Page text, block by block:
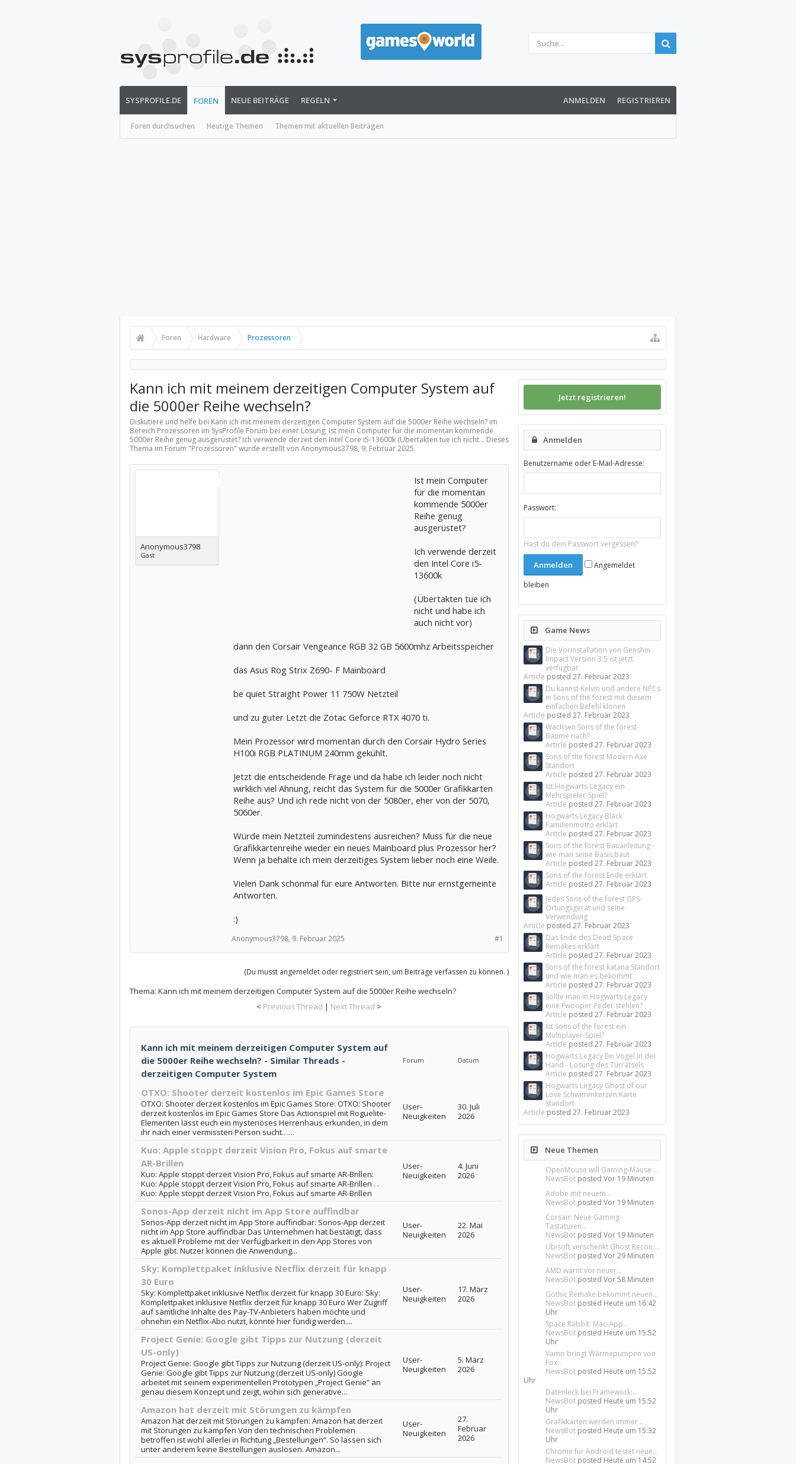
SYSPROFILE.DE FOREN
Foren durchsuchen Heutige Themen Themen mit aktuellen Beiträgen
NEUE BEITRÄGE REGELN ANMELDEN REGISTRIEREN
Foren Hardware Prozessoren
Kann ich mit meinem derzeitigen Computer System auf
die 5000er Reihe wechseln?
Diskutiere und helfe bei Kann ich mit meinem derzeitigen Computer System auf die 5000er Reihe wechseln? im
Bereich Prozessoren im SysProfile Forum bei einer Lösung; Ist mein Computer für die momentan kommende
5000er Reihe genug ausgerüstet? Ich verwende derzeit den Intel Core i5-13600k (Übertakten tue ich nicht... Dieses
Thema im Forum "Prozessoren" wurde erstellt von Anonymous3798, 9. Februar 2025.
Anonymous3798
Gast
Ist mein Computer
für die momentan
kommende 5000er
Reihe genug
ausgerüstet?
Ich verwende derzeit
den Intel Core i5-
13600k
(Übertakten tue ich
nicht und habe ich
auch nicht vor)
dann den Corsair Vengeance RGB 32 GB 5600mhz Arbeitsspeicher
das Asus Rog Strix Z690- F Mainboard
be quiet Straight Power 11 750W Netzteil
und zu guter Letzt die Zotac Geforce RTX 4070 ti.
Mein Prozessor wird momentan durch den Corsair Hydro Series
H100i RGB PLATINUM 240mm gekühlt.
Jetzt die entscheidende Frage und da habe ich leider noch nicht
wirklich viel Ahnung, reicht das System für die 5000er Grafikkarten
Reihe aus? Und ich rede nicht von der 5080er, eher von der 5070,
5060er.
Würde mein Netzteil zumindestens ausreichen? Muss für die neue
Grafikkartenreihe wieder ein neues Mainboard plus Prozessor her?
Wenn ja behalte ich mein derzeitiges System lieber noch eine Weile.
Vielen Dank schonmal für eure Antworten. Bitte nur ernstgemeinte
Antworten.
:)
#1
Anonymous3798, 9. Februar 2025
(Du musst angemeldet oder registriert sein, um Beiträge verfassen zu können. )
Thema: Kann ich mit meinem derzeitigen Computer System auf die 5000er Reihe wechseln?
< Previous Thread | Next Thread >
Kann ich mit meinem derzeitigen Computer System auf
die 5000er Reihe wechseln? - Similar Threads -
derzeitigen Computer System
Forum Datum
OTXO: Shooter derzeit kostenlos im Epic Games Store
OTXO: Shooter derzeit kostenlos im Epic Games Store: OTXO: Shooter
derzeit kostenlos im Epic Games Store Das Actionspiel mit Roguelite-
Elementen lässt euch ein mysteriöses Herrenhaus erkunden, in dem
ihr nach einer vermissten Person sucht.. ....
User-
Neuigkeiten
30. Juli
2026
Kuo: Apple stoppt derzeit Vision Pro, Fokus auf smarte
AR-Brillen
Kuo: Apple stoppt derzeit Vision Pro, Fokus auf smarte AR-Brillen:
Kuo: Apple stoppt derzeit Vision Pro, Fokus auf smarte AR-Brillen . .
Kuo: Apple stoppt derzeit Vision Pro, Fokus auf smarte AR-Brillen
User-
Neuigkeiten
4. Juni
2026
Sonos-App derzeit nicht im App Store auffindbar
Sonos-App derzeit nicht im App Store auffindbar: Sonos-App derzeit
nicht im App Store auffindbar Das Unternehmen hat bestätigt, dass
es aktuell Probleme mit der Verfügbarkeit in den App Stores von
Apple gibt. Nutzer können die Anwendung...
User-
Neuigkeiten
22. Mai
2026
Sky: Komplettpaket inklusive Netflix derzeit für knapp
30 Euro
Sky: Komplettpaket inklusive Netflix derzeit für knapp 30 Euro: Sky:
Komplettpaket inklusive Netflix derzeit für knapp 30 Euro Wer Zugriff
auf sämtliche Inhalte des Pay-TV-Anbieters haben möchte und
ohnehin ein Netflix-Abo nutzt, könnte hier fündig werden....
User-
Neuigkeiten
17. März
2026
Project Genie: Google gibt Tipps zur Nutzung (derzeit
US-only)
Project Genie: Google gibt Tipps zur Nutzung (derzeit US-only): Project
Genie: Google gibt Tipps zur Nutzung (derzeit US-only) Google
arbeitet mit seinem experimentellen Prototypen „Project Genie“ an
genau diesem Konzept und zeigt, wohin sich generative...
User-
Neuigkeiten
5. März
2026
Amazon hat derzeit mit Störungen zu kämpfen
Amazon hat derzeit mit Störungen zu kämpfen: Amazon hat derzeit
mit Störungen zu kämpfen Von den technischen Problemen
betroffen ist wohl allerlei in Richtung „Bestellungen“. So lassen sich
unter anderem keine Bestellungen auslösen. Amazon...
User-
Neuigkeiten
27.
Februar
2026
Jetzt registrieren!
Anmelden
Benutzername oder E-Mail-Adresse:
Passwort:
Hast du dein Passwort vergessen?
Angemeldet
bleiben
Game News
Die Vorinstallation von Genshin
Impact Version 3.5 ist jetzt
verfügbar
Article posted27. Februar 2023
Du kannst Kelvin und andere NPCs
in Sons of the forest mit diesem
einfachen Befehl klonen
Article posted27. Februar 2023
Wachsen Sons of the forest-
Bäume nach?
Article posted27. Februar 2023
Sons of the forest Modern Axe
Standort
Article posted27. Februar 2023
Ist Hogwarts-Legacy ein
Mehrspieler-Spiel?
Article posted27. Februar 2023
Hogwarts Legacy Black
Familienmotto erklärt
Article posted27. Februar 2023
Sons of the forest Bauanleitung -
wie man seine Basis baut
Article posted27. Februar 2023
Sons of the forest Ende erklärt
Article posted27. Februar 2023
Jedes Sons of the forest GPS-
Ortungsgerät und seine
Verwendung
Article posted27. Februar 2023
Das Ende des Dead Space
Remakes erklärt
Article posted27. Februar 2023
Sons of the forest katana Standort
und wie man es bekommt
Article posted27. Februar 2023
Sollte man in Hogwarts Legacy
eine Fwooper-Feder stehlen?
Article posted27. Februar 2023
Ist Sons of the forest ein
Multiplayer-Spiel?
Article posted27. Februar 2023
Hogwarts Legacy Ein Vogel in der
Hand - Lösung des Türrätsels
Article posted27. Februar 2023
Hogwarts Legacy Ghost of our
Love Schwimmkerzen Karte
Standort
Article posted27. Februar 2023
Neue Themen
OpenMouse will Gaming-Mäuse...
NewsBot postedVor 19 Minuten
Adobe mit neuem...
NewsBot postedVor 19 Minuten
Corsair: Neue Gaming-
Tastaturen...
NewsBot postedVor 19 Minuten
Ubisoft verschenkt Ghost Recon:...
NewsBot postedVor 29 Minuten
AMD warnt vor neuer...
NewsBot postedVor 58 Minuten
Gothic Remake bekommt neuen...
NewsBot posted Heute um 16:42
Uhr
Space Rabbit: Mac-App...
NewsBot posted Heute um 15:52
Uhr
Vamo bringt Wärmepumpen von
Fox...
NewsBot posted Heute um 15:52
Uhr
Datenleck bei Framework:...
NewsBot posted Heute um 15:52
Uhr
Grafikkarten werden immer...
NewsBot posted Heute um 15:32
Uhr
Chrome für Android testet neue...
NewsBot posted Heute um 14:52